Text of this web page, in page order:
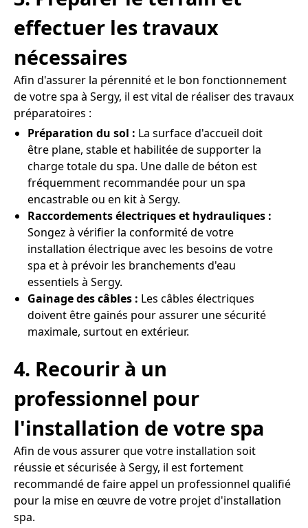
effectuer les travaux
nécessaires
Afin d'assurer la pérennité et le bon fonctionnement
de votre spa à Sergy, il est vital de réaliser des travaux
préparatoires :
Préparation du sol : La surface d'accueil doit
être plane, stable et habilitée de supporter la
charge totale du spa. Une dalle de béton est
fréquemment recommandée pour un spa
encastrable ou en kit à Sergy.
Raccordements électriques et hydrauliques :
Songez à vérifier la conformité de votre
installation électrique avec les besoins de votre
spa et à prévoir les branchements d'eau
essentiels à Sergy.
Gainage des câbles : Les câbles électriques
doivent être gainés pour assurer une sécurité
maximale, surtout en extérieur.
4. Recourir à un
professionnel pour
l'installation de votre spa
Afin de vous assurer que votre installation soit
réussie et sécurisée à Sergy, il est fortement
recommandé de faire appel un professionnel qualifié
pour la mise en œuvre de votre projet d'installation
spa.